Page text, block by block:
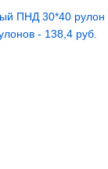
ПНД 30*40 рулон
- 138,4 руб.